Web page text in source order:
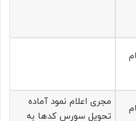
مجری اعلام نمود آماده
تحویل سورس کدها به